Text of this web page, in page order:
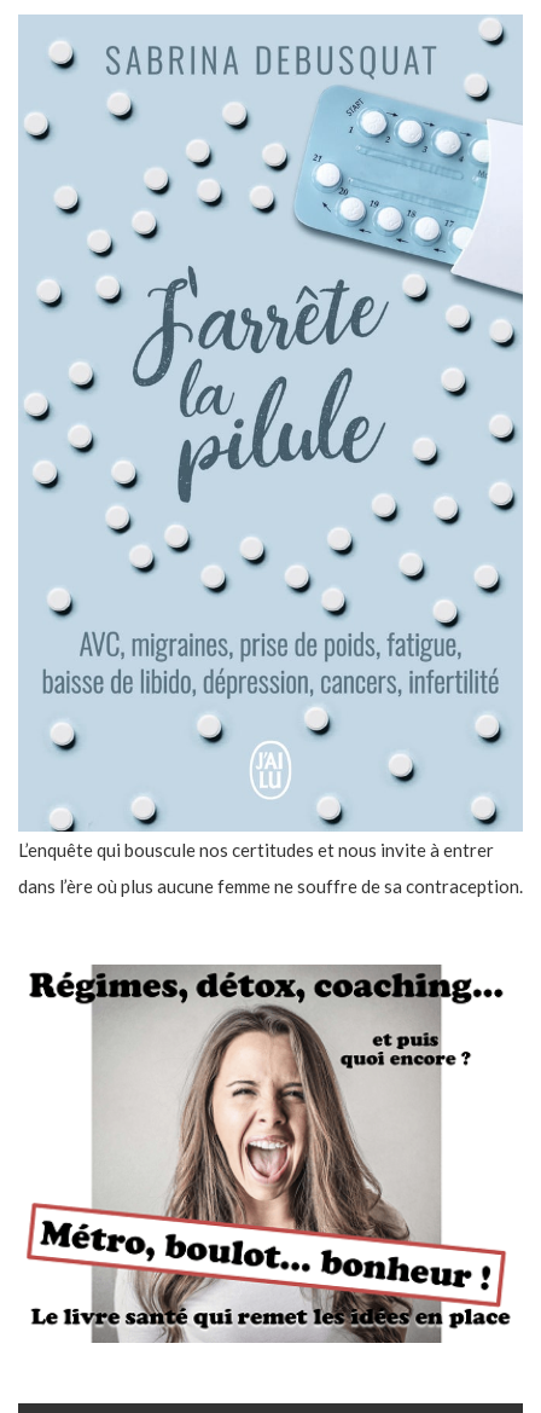
L’enquête qui bouscule nos certitudes et nous invite à entrer
dans l’ère où plus aucune femme ne souffre de sa contraception.